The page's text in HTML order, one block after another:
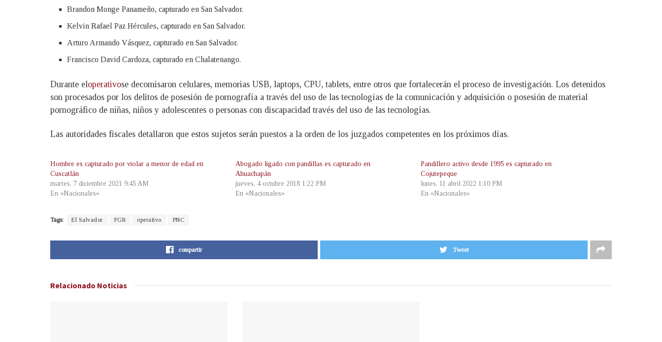
Brandon Monge Panameño, capturado en San Salvador.
Kelvin Rafael Paz Hércules, capturado en San Salvador.
Arturo Armando Vásquez, capturado en San Salvador.
Francisco David Cardoza, capturado en Chalatenango.
Durante eloperativose decomisaron celulares, memorias USB, laptops, CPU, tablets, entre otros que fortalecerán el proceso de investigación. Los detenidos
son procesados por los delitos de posesión de pornografía a través del uso de las tecnologías de la comunicación y adquisición o posesión de material
pornográfico de niñas, niños y adolescentes o personas con discapacidad través del uso de las tecnologías.
Las autoridades fiscales detallaron que estos sujetos serán puestos a la orden de los juzgados competentes en los próximos días.
Hombre es capturado por violar a menor de edad en
Cuscatlán
martes, 7 diciembre 2021 9:45 AM
En «Nacionales»
Abogado ligado con pandillas es capturado en
Ahuachapán
jueves, 4 octubre 2018 1:22 PM
En «Nacionales»
Pandillero activo desde 1995 es capturado en
Cojutepeque
lunes, 11 abril 2022 1:10 PM
En «Nacionales»
Tags: El Salvador FGR operativo PNC
compartir Tweet
Relacionado Noticias